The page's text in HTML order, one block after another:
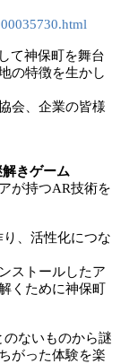
て神保町を舞台
の特徴を生かし
会、企業の皆様
きゲーム
が持つAR技術を
、活性化につな
ストールしたア
くために神保町
ないものから謎
がった体験を楽